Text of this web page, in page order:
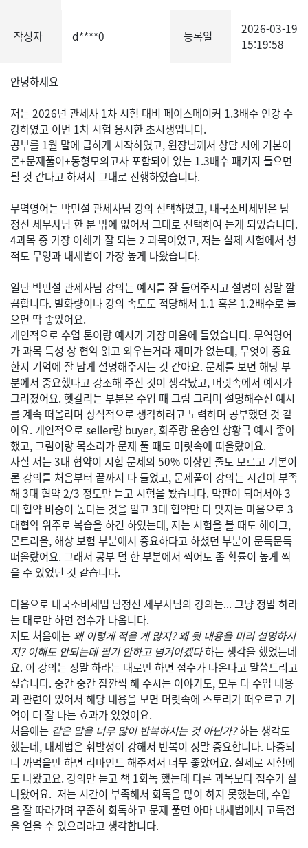
작성자 d****0 등록일
2026-03-19
15:19:58
안녕하세요
저는 2026년 관세사 1차 시험 대비 페이스메이커 1.3배수 인강 수
강하였고 이번 1차 시험 응시한 초시생입니다.
공부를 1월 말에 급하게 시작하였고, 원장님께서 상담 시에 기본이
론+문제풀이+동형모의고사 포함되어 있는 1.3배수 패키지 들으면
될 것 같다고 하셔서 그대로 진행하였습니다.
무역영어는 박민설 관세사님 강의 선택하였고, 내국소비세법은 남
정선 세무사님 한 분 밖에 없어서 그대로 선택하여 듣게 되었습니다.
4과목 중 가장 이해가 잘 되는 2 과목이었고, 저는 실제 시험에서 성
적도 무영과 내세법이 가장 높게 나왔습니다.
일단 박민설 관세사님 강의는 예시를 잘 들어주시고 설명이 정말 깔
끔합니다. 발화량이나 강의 속도도 적당해서 1.1 혹은 1.2배수로 들
으면 딱 좋았어요.
개인적으로 수업 톤이랑 예시가 가장 마음에 들었습니다. 무역영어
가 과목 특성 상 협약 읽고 외우는거라 재미가 없는데, 무엇이 중요
한지 기억에 잘 남게 설명해주시는 것 같아요. 문제를 보면 해당 부
분에서 중요했다고 강조해 주신 것이 생각났고, 머릿속에서 예시가
그려졌어요. 헷갈리는 부분은 수업 때 그림 그리며 설명해주신 예시
를 계속 떠올리며 상식적으로 생각하려고 노력하며 공부했던 것 같
아요. 개인적으로 seller랑 buyer, 화주랑 운송인 상황극 예시 좋아
했고, 그림이랑 목소리가 문제 풀 때도 머릿속에 떠올랐어요.
사실 저는 3대 협약이 시험 문제의 50% 이상인 줄도 모르고 기본이
론 강의를 처음부터 끝까지 다 들었고, 문제풀이 강의는 시간이 부족
해 3대 협약 2/3 정도만 듣고 시험을 봤습니다. 막판이 되어서야 3
대 협약 비중이 높다는 것을 알고 3대 협약만 다 맞자는 마음으로 3
대협약 위주로 복습을 하긴 하였는데, 저는 시험을 볼 때도 헤이그,
몬트리올, 해상 보험 부분에서 중요하다고 하셨던 부분이 문득문득
떠올랐어요. 그래서 공부 덜 한 부분에서 찍어도 좀 확률이 높게 찍
을 수 있었던 것 같습니다.
다음으로 내국소비세법 남정선 세무사님의 강의는... 그냥 정말 하라
는 대로만 하면 점수가 나옵니다.
저도 처음에는 왜 이렇게 적을 게 많지? 왜 뒷 내용을 미리 설명하시
지? 이해도 안되는데 필기 안하고 넘겨야겠다하는 생각을 했었는데
요. 이 강의는 정말 하라는 대로만 하면 점수가 나온다고 말씀드리고
싶습니다. 중간 중간 잠깐씩 해 주시는 이야기도, 모두 다 수업 내용
과 관련이 있어서 해당 내용을 보면 머릿속에 스토리가 떠오르고 기
억이 더 잘 나는 효과가 있었어요.
처음에는 같은 말을 너무 많이 반복하시는 것 아닌가?하는 생각도
했는데, 내세법은 휘발성이 강해서 반복이 정말 중요합니다. 나중되
니 까먹을만 하면 리마인드 해주셔서 너무 좋았어요. 실제로 시험에
도 나왔고요. 강의만 듣고 책 1회독 했는데 다른 과목보다 점수가 잘
나왔어요. 저는 시간이 부족해서 회독을 많이 하지 못했는데, 수업
을 잘 따라가며 꾸준히 회독하고 문제 풀면 아마 내세법에서 고득점
을 얻을 수 있으리라고 생각합니다.